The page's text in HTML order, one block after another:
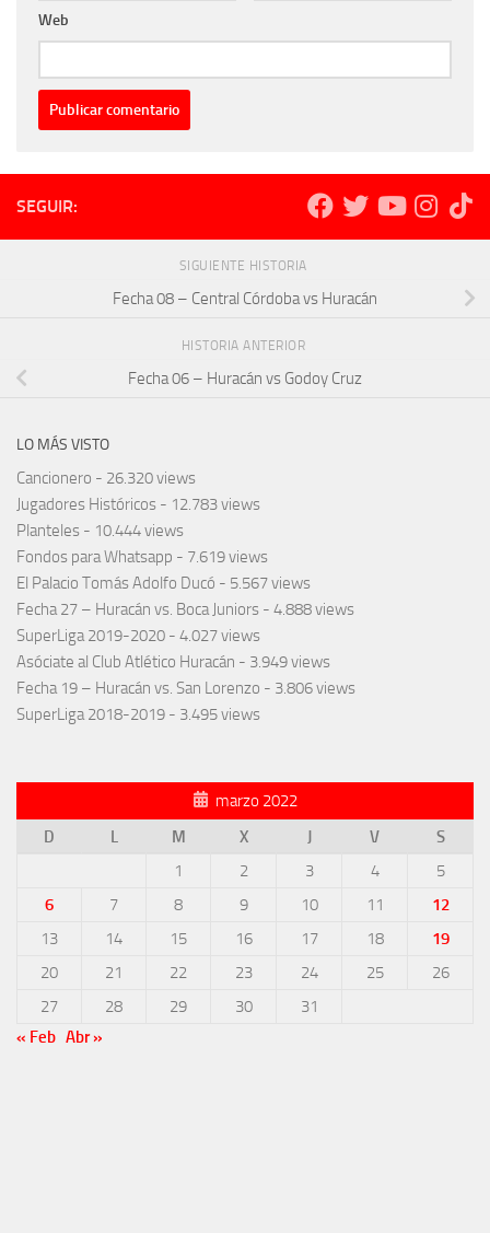
Web
SEGUIR:
SIGUIENTE HISTORIA
Fecha 08 – Central Córdoba vs Huracán
HISTORIA ANTERIOR
Fecha 06 – Huracán vs Godoy Cruz
LO MÁS VISTO
Cancionero - 26.320 views
Jugadores Históricos - 12.783 views
Planteles - 10.444 views
Fondos para Whatsapp - 7.619 views
El Palacio Tomás Adolfo Ducó - 5.567 views
Fecha 27 – Huracán vs. Boca Juniors - 4.888 views
SuperLiga 2019-2020 - 4.027 views
Asóciate al Club Atlético Huracán - 3.949 views
Fecha 19 – Huracán vs. San Lorenzo - 3.806 views
SuperLiga 2018-2019 - 3.495 views
marzo 2022
D
L M X J V
S
1
2 3 4
5
6
7 8 9 10 11
12
13
14 15 16 17 18
19
20
21 22 23 24 25
26
27
28 29 30
31
« Feb Abr »